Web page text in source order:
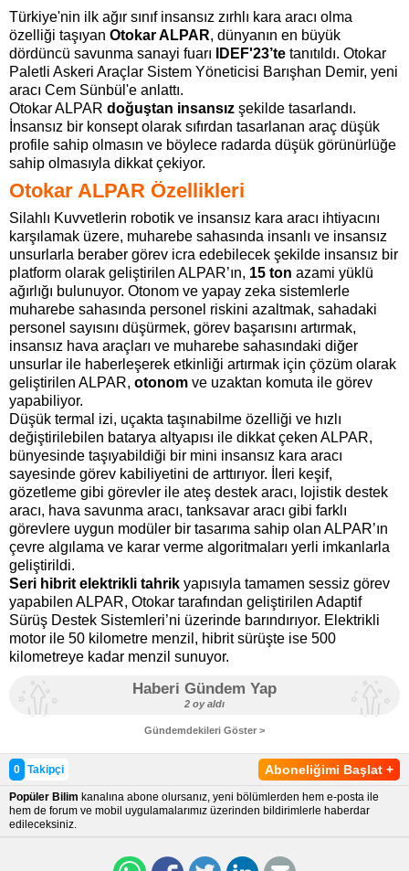
Türkiye'nin ilk ağır sınıf insansız zırhlı kara aracı olma
özelliği taşıyan Otokar ALPAR, dünyanın en büyük
dördüncü savunma sanayi fuarı
IDEF'23’te tanıtıldı. Otokar
Paletli Askeri Araçlar Sistem Yöneticisi Barışhan Demir, yeni
aracı Cem Sünbül'e anlattı.
Otokar ALPAR doğuştan insansız şekilde tasarlandı.
İnsansız bir konsept olarak sıfırdan tasarlanan araç düşük
profile sahip olmasın ve böylece radarda düşük görünürlüğe
sahip olmasıyla dikkat çekiyor.
Otokar ALPAR Özellikleri
Silahlı Kuvvetlerin robotik ve insansız kara aracı ihtiyacını
karşılamak üzere, muharebe sahasında insanlı ve insansız
unsurlarla beraber görev icra edebilecek şekilde insansız bir
platform olarak geliştirilen ALPAR’ın, 15 ton azami yüklü
ağırlığı bulunuyor. Otonom ve yapay zeka sistemlerle
muharebe sahasında personel riskini azaltmak, sahadaki
personel sayısını düşürmek, görev başarısını artırmak,
insansız hava araçları ve muharebe sahasındaki diğer
unsurlar ile haberleşerek etkinliği artırmak için çözüm olarak
geliştirilen ALPAR, otonom ve uzaktan komuta ile görev
yapabiliyor.
Düşük termal izi, uçakta taşınabilme özelliği ve hızlı
değiştirilebilen batarya altyapısı ile dikkat çeken ALPAR,
bünyesinde taşıyabildiği bir mini insansız kara aracı
sayesinde görev kabiliyetini de arttırıyor. İleri keşif,
gözetleme gibi görevler ile ateş destek aracı, lojistik destek
aracı, hava savunma aracı, tanksavar aracı gibi farklı
görevlere uygun modüler bir tasarıma sahip olan ALPAR’ın
çevre algılama ve karar verme algoritmaları yerli imkanlarla
geliştirildi.
Seri hibrit elektrikli tahrik yapısıyla tamamen sessiz görev
yapabilen ALPAR, Otokar tarafından geliştirilen Adaptif
Sürüş Destek Sistemleri’ni üzerinde barındırıyor. Elektrikli
motor ile 50 kilometre menzil, hibrit sürüşte ise 500
kilometreye kadar menzil sunuyor.
Haberi Gündem Yap
2 oy aldı
Gündemdekileri Göster >
Aboneliğimi Başlat +
0 Takipçi
Popüler Bilim kanalına abone olursanız, yeni bölümlerden hem e-posta ile
hem de forum ve mobil uygulamalarımız üzerinden bildirimlerle haberdar
edileceksiniz.